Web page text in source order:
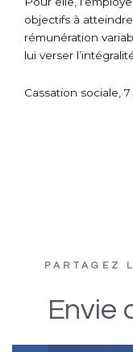
objectifs à
rémunération
lui verser
Cassation sociale,
PARTAGEZ
Envie